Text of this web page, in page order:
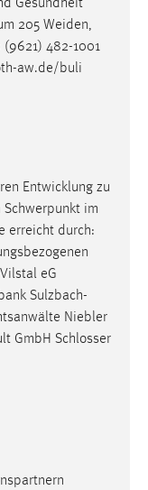
Gesundheit
205 Weiden,
(9621) 482-1001
aw.de/buli
Entwicklung zu
im
erreicht durch:
eG
Sulzbach-
Niebler
GmbH Schlosser
in diesem Cookie
der Website.